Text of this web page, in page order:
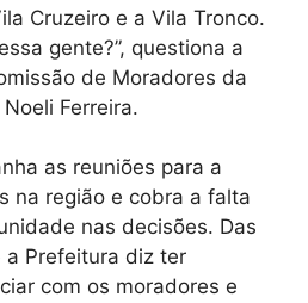
Cruzeiro e a Vila Tronco.
gente?”, questiona a
de Moradores da
Ferreira.
as reuniões para a
na região e cobra a falta
nas decisões. Das
a Prefeitura diz ter
com os moradores e